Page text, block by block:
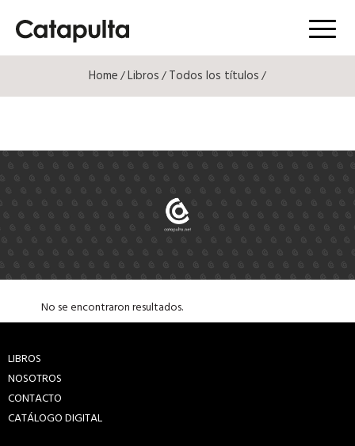
Menú
Home/Libros/Todos los títulos/
No se encontraron resultados.
LIBROS
NOSOTROS
CONTACTO
CATÁLOGO DIGITAL